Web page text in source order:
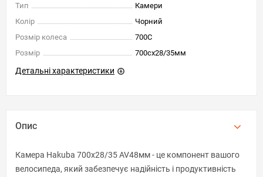
Тип
Камери
Колір
Чорний
Розмір колеса
700C
Розмір
700сх28/35мм
Детальні характеристики
Опис
Камера Hakuba 700x28/35 AV48мм - це компонент вашого
велосипеда, який забезпечує надійність і продуктивність